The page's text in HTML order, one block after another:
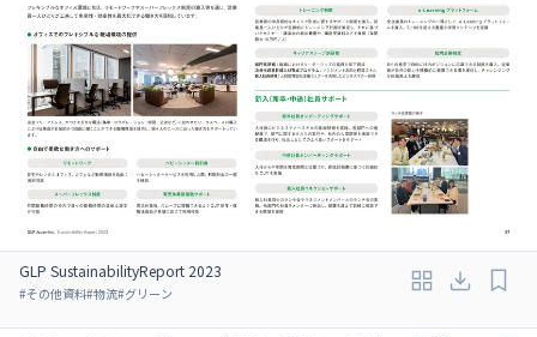
GLP SustainabilityReport 2023
#その他資料#物流#グリーン